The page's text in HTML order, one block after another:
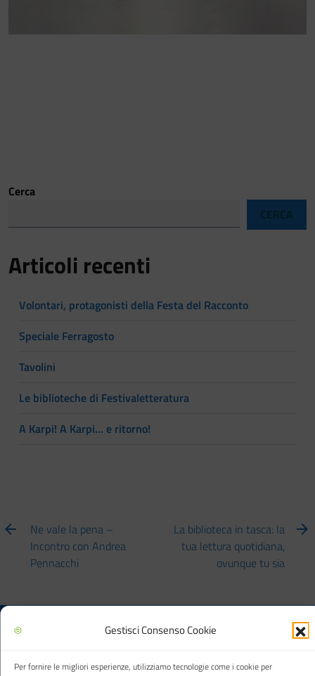
Gestisci Consenso Cookie
Per fornire le migliori esperienze, utilizziamo tecnologie come i cookie per
Cerca
CERCA
Articoli recenti
Volontari, protagonisti della Festa del Racconto
Speciale Ferragosto
Tavolini
Le biblioteche di Festivaletteratura
A Karpi! A Karpi… e ritorno!
Ne vale la pena –
Incontro con Andrea
Pennacchi
La biblioteca in tasca: la
tua lettura quotidiana,
ovunque tu sia